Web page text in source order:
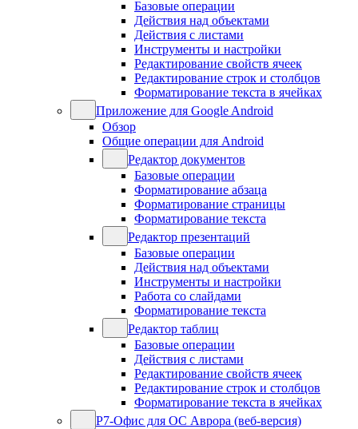
Базовые операции
Действия над объектами
Действия с листами
Инструменты и настройки
Редактирование свойств ячеек
Редактирование строк и столбцов
Форматирование текста в ячейках
Приложение для Google Android
Обзор
Общие операции для Android
Редактор документов
Базовые операции
Форматирование абзаца
Форматирование страницы
Форматирование текста
Редактор презентаций
Базовые операции
Действия над объектами
Инструменты и настройки
Работа со слайдами
Форматирование текста
Редактор таблиц
Базовые операции
Действия с листами
Редактирование свойств ячеек
Редактирование строк и столбцов
Форматирование текста в ячейках
Р7-Офис для ОС Аврора (веб-версия)